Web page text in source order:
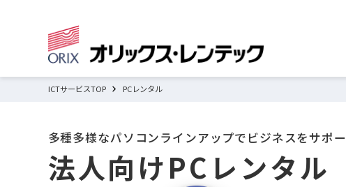
ICTサービスTOP PCレンタル
多種多様なパソコンラインアップでビジネスをサポ
法人向けPCレンタル